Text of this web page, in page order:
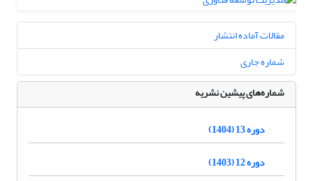
مقالات آماده انتشار
شماره جاری
شماره‌های پیشین نشریه
دوره 13 (1404)
دوره 12 (1403)